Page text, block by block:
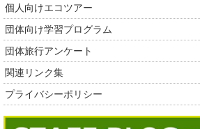
個人向けエコツアー
団体向け学習プログラム
団体旅行アンケート
関連リンク集
プライバシーポリシー